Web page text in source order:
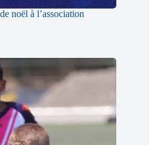
noël à l’association